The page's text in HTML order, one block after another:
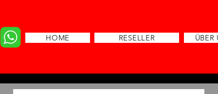
HOME RESELLER ÜBER